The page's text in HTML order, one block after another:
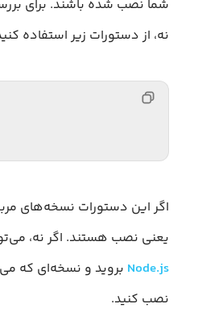
شما نصب شده باشند. برای
نه، از دستورات زیر استفاده
اگر این دستورات نسخه‌های
یعنی نصب هستند. اگر نه،
Node.js بروید و نسخه‌ای که
نصب کنید.